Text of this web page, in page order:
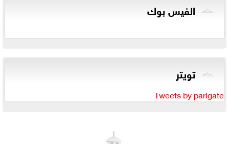
الفيس بوك
تويتر
Tweets by parlgate